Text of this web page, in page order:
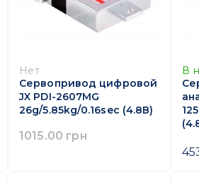
Нет
Сервопривод цифровой
JX PDI-2607MG
26g/5.85kg/0.16sec (4.8В)
1015.00 грн
В